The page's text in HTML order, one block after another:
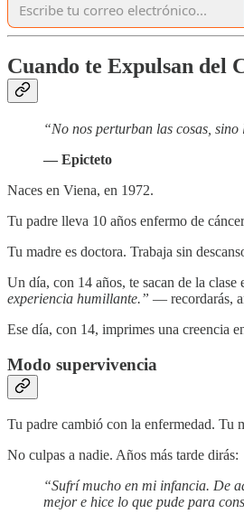
Cuando te Expulsan del
“No nos perturban las cosas,
— Epicteto
Naces en Viena, en 1972.
Tu padre lleva 10 años enfermo de
Tu madre es doctora. Trabaja sin
Un día, con 14 años, te sacan de la
experiencia humillante.” — recordarás,
Ese día, con 14, imprimes una creencia
Modo supervivencia
Tu padre cambió con la enfermedad. Tu
No culpas a nadie. Años más tarde dirás:
“Sufrí mucho en mi infancia. De
mejor e hice lo que pude para